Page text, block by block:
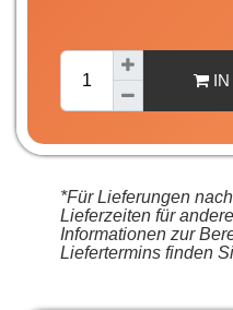
*Für Lieferungen
Lieferzeiten für
Informationen zur
Liefertermins finden